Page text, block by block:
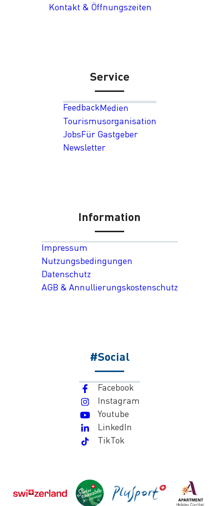
Kontakt & Öffnungszeiten
Service
FeedbackMedien
Tourismusorganisation
JobsFür Gastgeber
Newsletter
Information
Impressum
Nutzungsbedingungen
Datenschutz
AGB & Annullierungskostenschutz
#Social
Facebook
Instagram
Youtube
LinkedIn
TikTok